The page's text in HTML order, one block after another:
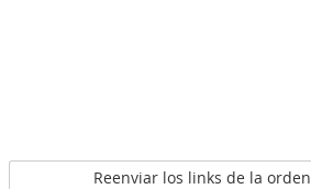
Reenviar los links de la orden